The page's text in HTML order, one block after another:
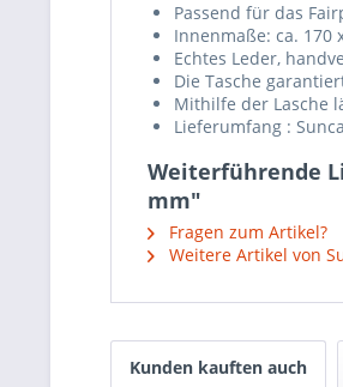
Passend für das
Innenmaße: ca. 170
Echtes Leder,
Die Tasche
Mithilfe der Lasche
Lieferumfang :
Weiterführende
mm"
Fragen zum Artikel?
Weitere Artikel von
Kunden kauften auch